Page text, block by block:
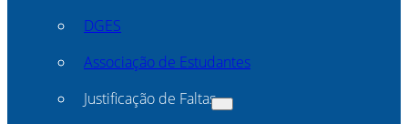
DGES
Associação de Estudantes
Justificação de Faltas